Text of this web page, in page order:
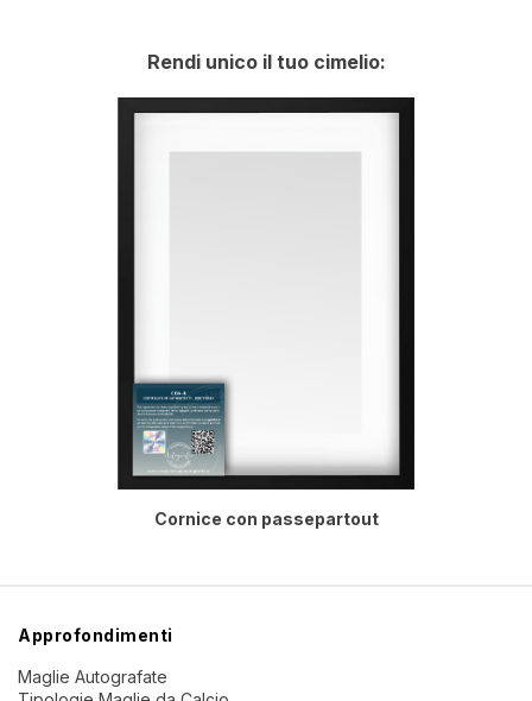
Rendi unico il tuo cimelio:
Cornice con passepartout
Approfondimenti
Maglie Autografate